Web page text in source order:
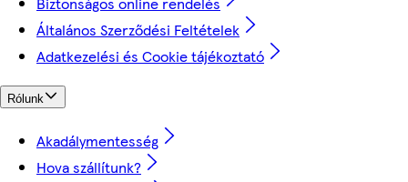
Általános Szerződési Feltételek
Adatkezelési és Cookie tájékoztató
Rólunk
Akadálymentesség
Hova szállítunk?